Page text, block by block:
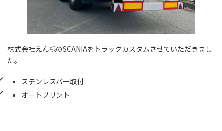
株式会社えん様のSCANIAをトラックカスタムさせていただきまし
た。
ステンレスバー取付
オートプリント